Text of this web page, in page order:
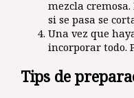
mezcla
si se pasa se
Una vez que
incorporar todo.
Tips de